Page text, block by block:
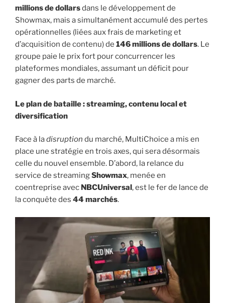
millions de dollarsdans le développement de
Showmax, mais a simultanément accumulé des pertes
opérationnelles (liées aux frais de marketing et
d’acquisition de contenu) de 146 millions de dollars. Le
groupe paie le prix fort pour concurrencer les
plateformes mondiales, assumant un déficit pour
gagner des parts de marché.
Le plan de bataille : streaming, contenu local et
diversification
Face à ladisruption du marché, MultiChoice a mis en
place une stratégie en trois axes, qui sera désormais
celle du nouvel ensemble. D’abord, la relance du
service de streamingShowmax, menée en
coentreprise avec NBCUniversal, est le fer de lance de
la conquête des 44 marchés.